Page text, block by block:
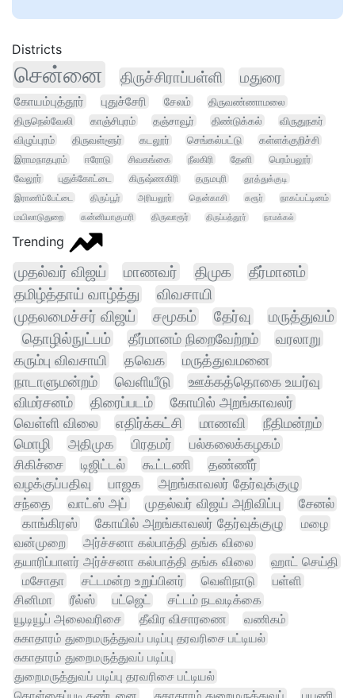
Districts
சென்னை திருச்சிராப்பள்ளி மதுரை
கோயம்புத்தூர் புதுச்சேரி சேலம்
திருவண்ணாமலை
திருநெல்வேலி
காஞ்சிபுரம் தஞ்சாவூர் திண்டுக்கல்
விருதுநகர்
விழுப்புரம்
திருவள்ளூர் கடலூர் செங்கல்பட்டு
கள்ளக்குறிச்சி
இராமநாதபுரம்
ஈரோடு சிவகங்கை நீலகிரி தேனி பெரம்பலூர்
வேலூர் புதுக்கோட்டை கிருஷ்ணகிரி தருமபுரி
தூத்துக்குடி
இராணிப்பேட்டை
திருப்பூர் அரியலூர் தென்காசி கரூர்
நாகப்பட்டினம்
மயிலாடுதுறை
கன்னியாகுமரி திருவாரூர் திருப்பத்தூர் நாமக்கல்
Trending
முதல்வர் விஜய் மாணவர் திமுக
தீர்மானம்
தமிழ்த்தாய் வாழ்த்து
விவசாயி
முதலமைச்சர் விஜய்
சமூகம் தேர்வு
மருத்துவம்
தொழில்நுட்பம்
தீர்மானம் நிறைவேற்றம்
வரலாறு
கரும்பு விவசாயி
தவெக
மருத்துவமனை
நாடாளுமன்றம்
வெளியீடு
ஊக்கத்தொகை உயர்வு
விமர்சனம்
திரைப்படம்
கோயில் அறங்காவலர்
வெள்ளி விலை
எதிர்க்கட்சி மாணவி
நீதிமன்றம்
மொழி
அதிமுக பிரதமர்
பல்கலைக்கழகம்
சிகிச்சை
டிஜிட்டல் கூட்டணி தண்ணீர்
வழக்குப்பதிவு பாஜக
அறங்காவலர் தேர்வுக்குழு
சந்தை
வாட்ஸ் அப் முதல்வர் விஜய் அறிவிப்பு
சேனல்
காங்கிரஸ்
கோயில் அறங்காவலர் தேர்வுக்குழு
மழை
வன்முறை
அர்ச்சனா கல்பாத்தி தங்க விலை
தயாரிப்பாளர் அர்ச்சனா கல்பாத்தி தங்க விலை
ஹாட் செய்தி
மசோதா
சட்டமன்ற உறுப்பினர் வெளிநாடு
பள்ளி
சினிமா
ரீல்ஸ் பட்ஜெட்
சட்டம் நடவடிக்கை
யூடியூப் அலைவரிசை
தீவிர விசாரணை
வணிகம்
சுகாதாரம் துறைமருத்துவப் படிப்பு தரவரிசை பட்டியல்
சுகாதாரம் துறைமருத்துவப் படிப்பு
துறைமருத்துவப் படிப்பு தரவரிசை பட்டியல்